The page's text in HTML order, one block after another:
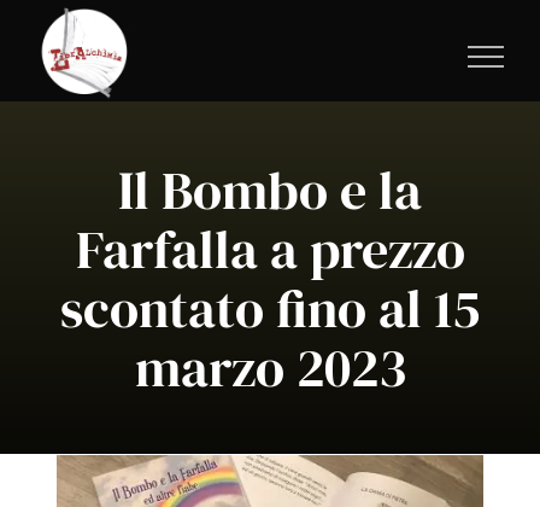
contenuto
Il Bombo e la
Farfalla a prezzo
scontato fino al 15
marzo 2023